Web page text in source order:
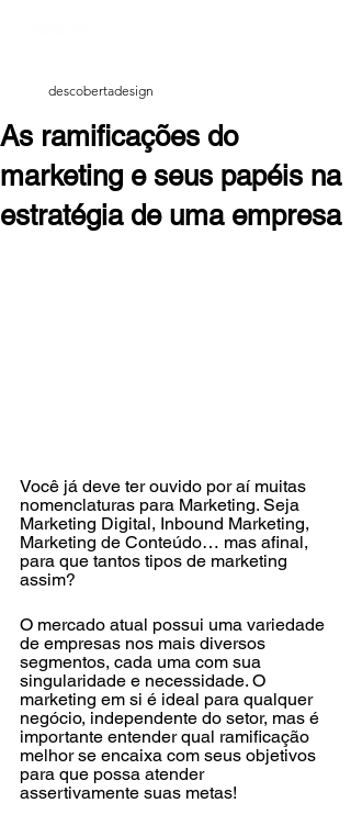
As ramificações do
marketing e seus papéis na
estratégia de uma empresa
descobertadesign
Você já deve ter ouvido por aí muitas
nomenclaturas para Marketing. Seja
Marketing Digital, Inbound Marketing,
Marketing de Conteúdo… mas afinal,
para que tantos tipos de marketing
assim?
O mercado atual possui uma variedade
de empresas nos mais diversos
segmentos, cada uma com sua
singularidade e necessidade. O
marketing em si é ideal para qualquer
negócio, independente do setor, mas é
importante entender qual ramificação
melhor se encaixa com seus objetivos
para que possa atender
assertivamente suas metas!